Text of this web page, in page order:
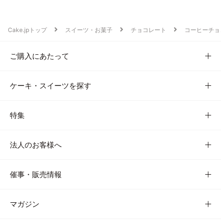
Cake.jpトップ スイーツ・お菓子 チョコレート コーヒーチ
ご購入にあたって
ケーキ・スイーツを探す
特集
法人のお客様へ
催事・販売情報
マガジン